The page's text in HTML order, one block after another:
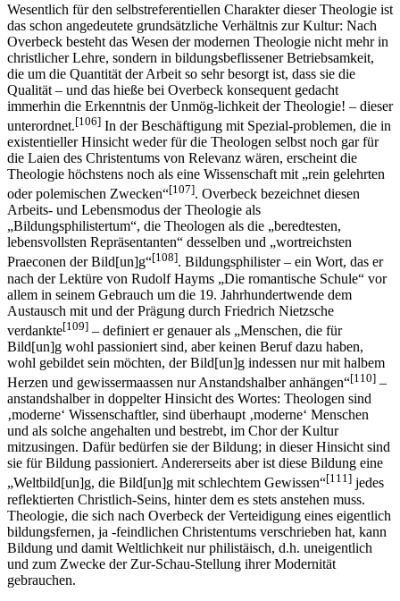
Wesentlich für den selbstreferentiellen Charakter dieser Theologie ist
das schon angedeutete grundsätzliche Verhältnis zur Kultur: Nach
Overbeck besteht das Wesen der modernen Theologie nicht mehr in
christlicher Lehre, sondern in bildungsbeflissener Betriebsamkeit,
die um die Quantität der Arbeit so sehr besorgt ist, dass sie die
Qualität – und das hieße bei Overbeck konsequent gedacht
immerhin die Erkenntnis der Unmög-lichkeit der Theologie! – dieser
unterordnet.[106] In der Beschäftigung mit Spezial-problemen, die in
existentieller Hinsicht weder für die Theologen selbst noch gar für
die Laien des Christentums von Relevanz wären, erscheint die
Theologie höchstens noch als eine Wissenschaft mit „rein gelehrten
oder polemischen Zwecken“[107]. Overbeck bezeichnet diesen
Arbeits- und Lebensmodus der Theologie als
„Bildungsphilistertum“, die Theologen als die „beredtesten,
lebensvollsten Repräsentanten“ desselben und „wortreichsten
Praeconen der Bild[un]g“[108]. Bildungsphilister – ein Wort, das er
nach der Lektüre von Rudolf Hayms „Die romantische Schule“ vor
allem in seinem Gebrauch um die 19. Jahrhundertwende dem
Austausch mit und der Prägung durch Friedrich Nietzsche
verdankte[109] – definiert er genauer als „Menschen, die für
Bild[un]g wohl passioniert sind, aber keinen Beruf dazu haben,
wohl gebildet sein möchten, der Bild[un]g indessen nur mit halbem
Herzen und gewissermaassen nur Anstandshalber anhängen“[110] –
anstandshalber in doppelter Hinsicht des Wortes: Theologen sind
‚moderne‘ Wissenschaftler, sind überhaupt ‚moderne‘ Menschen
und als solche angehalten und bestrebt, im Chor der Kultur
mitzusingen. Dafür bedürfen sie der Bildung; in dieser Hinsicht sind
sie für Bildung passioniert. Andererseits aber ist diese Bildung eine
„Weltbild[un]g, die Bild[un]g mit schlechtem Gewissen“[111] jedes
reflektierten Christlich-Seins, hinter dem es stets anstehen muss.
Theologie, die sich nach Overbeck der Verteidigung eines eigentlich
bildungsfernen, ja -feindlichen Christentums verschrieben hat, kann
Bildung und damit Weltlichkeit nur philistäisch, d.h. uneigentlich
und zum Zwecke der Zur-Schau-Stellung ihrer Modernität
gebrauchen.